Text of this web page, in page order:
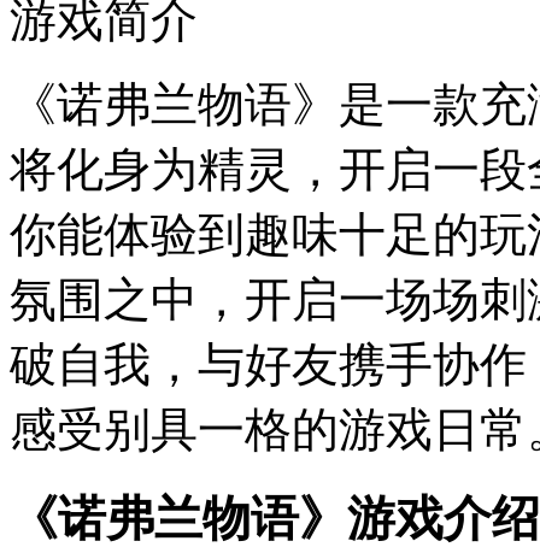
游戏简介
《诺弗兰物语》是一款
将化身为精灵，开启一
你能体验到趣味十足的
氛围之中，开启一场场
破自我，与好友携手协
感受别具一格的游戏日常
《诺弗兰物语》游戏介